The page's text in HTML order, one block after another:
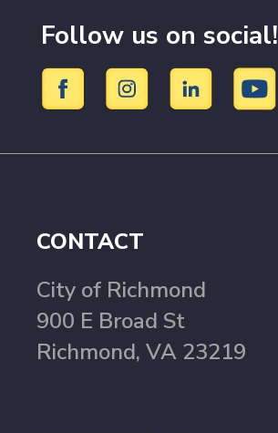
Follow us on social!
CONTACT
City of Richmond
900 E Broad St
Richmond, VA 23219